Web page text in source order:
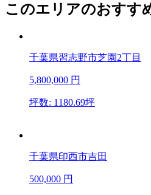
このエリアのおすす
千葉県習志野市芝園2丁目
5,800,000 円
坪数: 1180.69坪
千葉県印西市吉田
500,000 円